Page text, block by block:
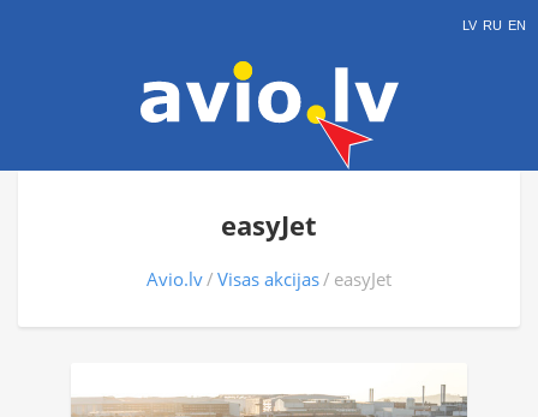
LV RU EN
easyJet
Avio.lv Visas akcijas easyJet